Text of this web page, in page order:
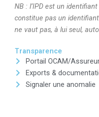
NB : l’IPD est un
constitue pas un
ne vaut pas, à lui seul,
Transparence
Portail OCAM/
Exports &
Signaler une anomalie